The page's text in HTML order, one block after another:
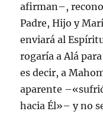
afirman–,
Padre, Hijo y
enviará al
rogaría a Alá
es decir, a
aparente
hacia Él»– y no